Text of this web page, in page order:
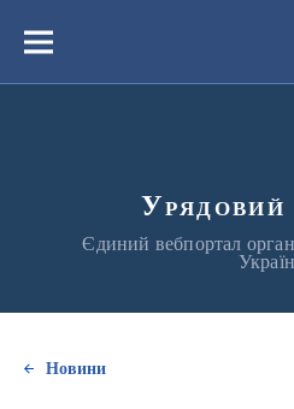
вмістуМеню
Урядовий
Єдиний вебпортал
Новини